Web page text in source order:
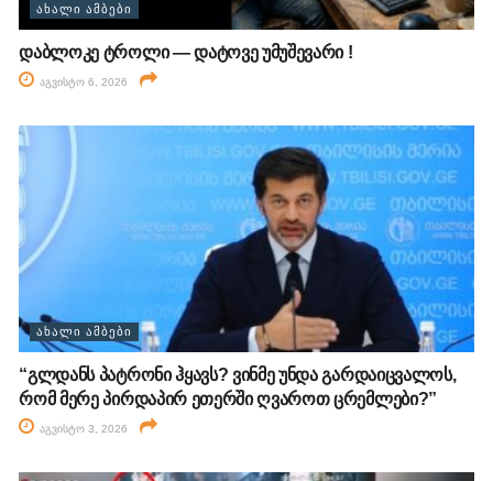
ᲐᲮᲐᲚᲘ ᲐᲛᲑᲔᲑᲘ
დაბლოკე ტროლი — დატოვე უმუშევარი !
აგვისტო 6, 2026
ᲐᲮᲐᲚᲘ ᲐᲛᲑᲔᲑᲘ
“გლდანს პატრონი ჰყავს? ვინმე უნდა გარდაიცვალოს,
რომ მერე პირდაპირ ეთერში ღვაროთ ცრემლები?”
აგვისტო 3, 2026